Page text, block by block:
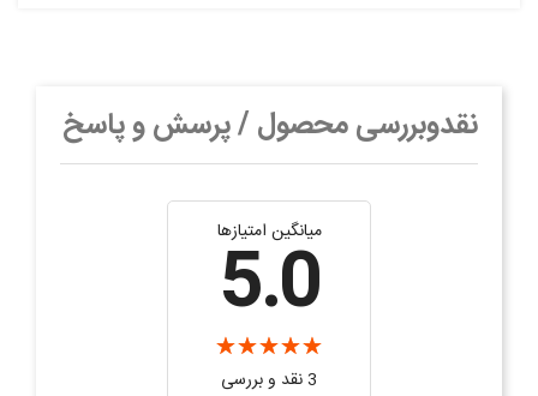
نقدوبررسی محصول / پرسش و پاسخ
میانگین امتیازها
5.0
3 نقد و بررسی‌‌